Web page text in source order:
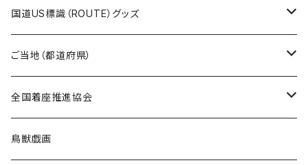
トートバッグ
千葉ロッテマリーンズコラボ
ホテルキーホルダー
トートバッグ
ホテルキーホルダー
ステッカー
国道0～99号線
国道100～199号線
Tシャツ
キャップ
国道US標識（ROUTE）グッズ
ステッカー
ROUTE 0～99号線
ROUTE100～199号線
Tシャツ
ROUTE 0～99号線
キャップ
ご当地（都道府県）
北海道
青森県
全国着座推進協会
ステッカー
鳥獣戯画